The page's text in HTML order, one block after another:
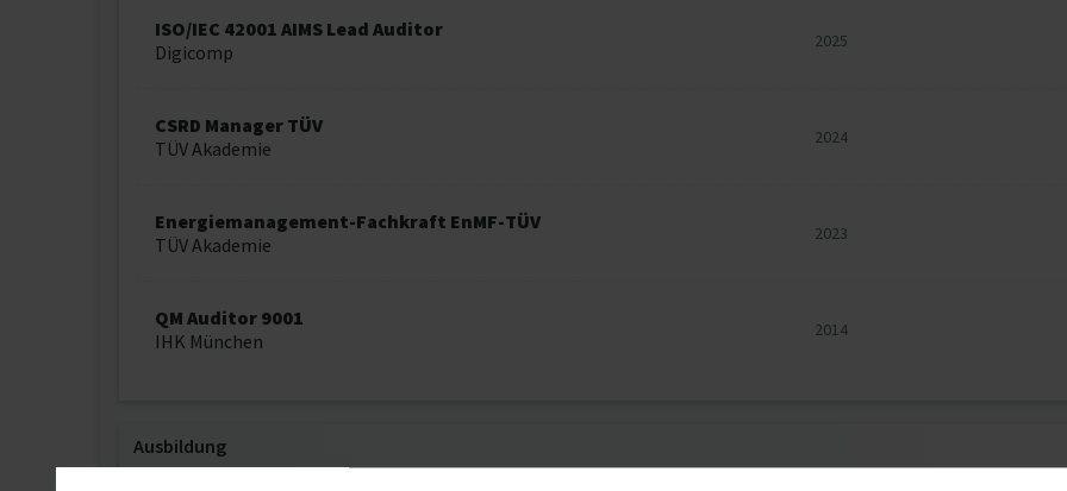
ISO/IEC 42001 AIMS Lead Auditor
Digicomp
2025
CSRD Manager TÜV
TÜV Akademie
2024
Energiemanagement-Fachkraft EnMF-TÜV
TÜV Akademie
2023
QM Auditor 9001
IHK München
2014
Ausbildung